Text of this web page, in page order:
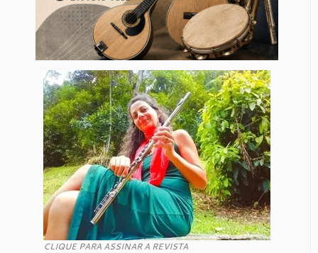
CLIQUE PARA ASSINAR A REVISTA